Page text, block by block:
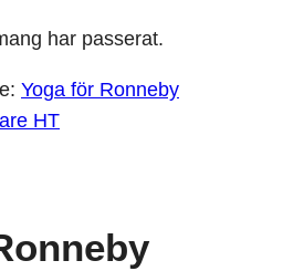
har passerat.
Yoga för Ronneby
HT